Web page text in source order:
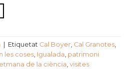
Etiquetat Cal Boyer, Cal Granotes,
les coses, Igualada, patrimoni
de la ciència, visites